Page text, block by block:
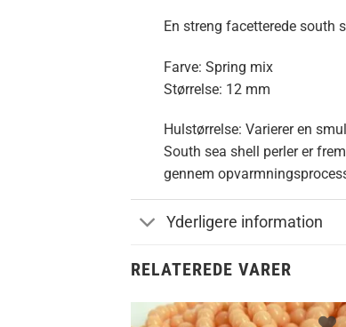
En streng facetterede south
Farve: Spring mix
Størrelse: 12 mm
Hulstørrelse: Varierer en
South sea shell perler er
gennem
Yderligere information
RELATEREDE VARER